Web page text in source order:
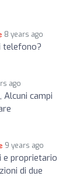
8 years ago
telefono?
ago
campi
9 years ago
e proprietario
di due